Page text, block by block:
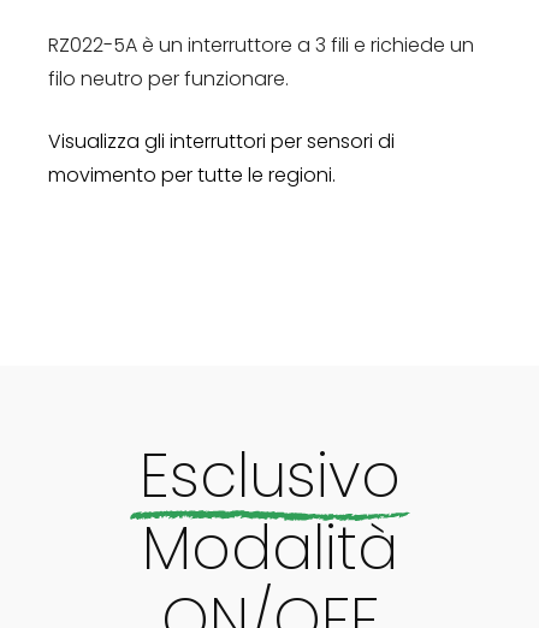
RZ022-5A è un interruttore a 3 fili e richiede un
filo neutro per funzionare.
Visualizza gli interruttori per sensori di
movimento per tutte le regioni.
Esclusivo
Modalità